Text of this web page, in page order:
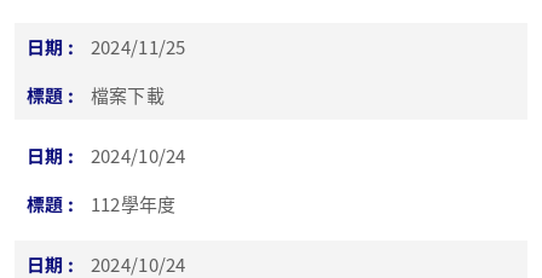
2024/11/25
檔案下載
2024/10/24
112學年度
2024/10/24